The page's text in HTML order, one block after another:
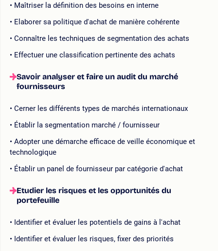
Maîtriser la définition des besoins en interne
Elaborer sa politique d'achat de manière cohérente
Connaître les techniques de segmentation des achats
Effectuer une classification pertinente des achats
Savoir analyser et faire un audit du marché
fournisseurs
Cerner les différents types de marchés internationaux
Établir la segmentation marché / fournisseur
Adopter une démarche efficace de veille économique et
technologique
Établir un panel de fournisseur par catégorie d'achat
Etudier les risques et les opportunités du
portefeuille
Identifier et évaluer les potentiels de gains à l'achat
Identifier et évaluer les risques, fixer des priorités